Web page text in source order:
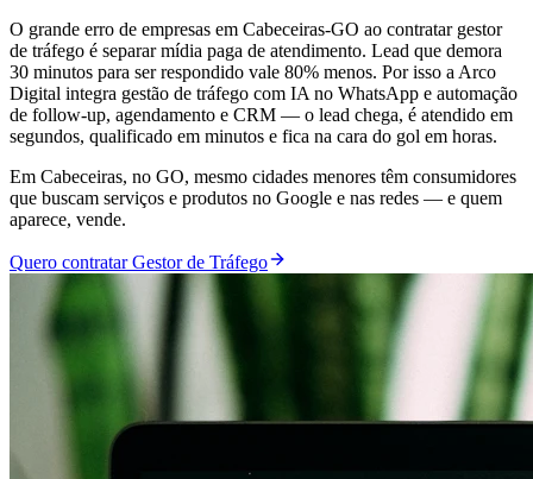
O grande erro de empresas em Cabeceiras-GO ao contratar gestor
de tráfego é separar mídia paga de atendimento. Lead que demora
30 minutos para ser respondido vale 80% menos. Por isso a Arco
Digital integra gestão de tráfego com IA no WhatsApp e automação
de follow-up, agendamento e CRM — o lead chega, é atendido em
segundos, qualificado em minutos e fica na cara do gol em horas.
Em Cabeceiras, no GO, mesmo cidades menores têm consumidores
que buscam serviços e produtos no Google e nas redes — e quem
aparece, vende.
Quero contratar Gestor de Tráfego